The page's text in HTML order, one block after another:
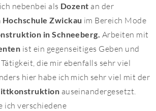
nebenbei als Dozent an der
Zwickau im Bereich Mode
in Schneeberg. Arbeiten mit
ist ein gegenseitiges Geben und
die mir ebenfalls sehr viel
hier habe ich mich sehr viel mit der
auseinandergesetzt.
ich verschiedene